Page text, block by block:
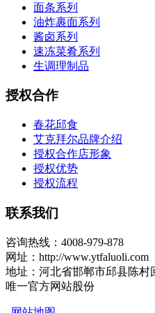
面条系列
油炸裹面系列
酱卤系列
速冻菜肴系列
生调理制品
授权合作
春花邱食
艾克拜尔品牌介绍
授权合作店形象
授权优势
授权流程
联系我们
咨询热线：4008-979-878
网址：http://www.ytfaluoli.com
地址：河北省邯郸市邱县陈村
唯一官方网站股份